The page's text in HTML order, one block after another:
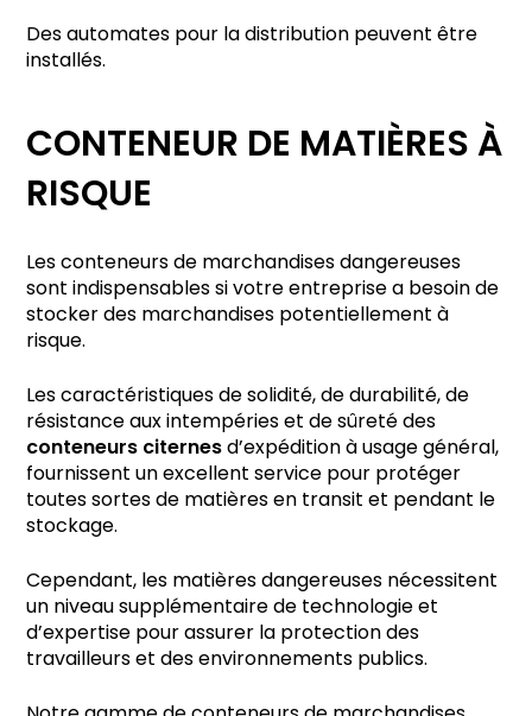
Des automates pour la distribution peuvent être
installés.
CONTENEUR DE MATIÈRES À
RISQUE
Les conteneurs de marchandises dangereuses
sont indispensables si votre entreprise a besoin de
stocker des marchandises potentiellement à
risque.
Les caractéristiques de solidité, de durabilité, de
résistance aux intempéries et de sûreté des
conteneurs citernesd’expédition à usage général,
fournissent un excellent service pour protéger
toutes sortes de matières en transit et pendant le
stockage.
Cependant, les matières dangereuses nécessitent
un niveau supplémentaire de technologie et
d’expertise pour assurer la protection des
travailleurs et des environnements publics.